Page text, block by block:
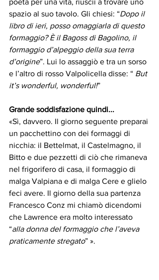
poeta per una vita, riuscii a trovare uno
spazio al suo tavolo. Gli chiesi: “Dopo il
libro di ieri, posso omaggiarla di questo
formaggio? È il Bagoss di Bagolino, il
formaggio d’alpeggio della sua terra
d’origine”. Lui lo assaggiò e tra un sorso
e l’altro di rosso Valpolicella disse: “ But
it’s wonderful, wonderful!”
Grande soddisfazione quindi...
«Sì, davvero. Il giorno seguente preparai
un pacchettino con dei formaggi di
nicchia: il Bettelmat, il Castelmagno, il
Bitto e due pezzetti di ciò che rimaneva
nel frigorifero di casa, il formaggio di
malga Valpiana e di malga Cere e glielo
feci avere. Il giorno della sua partenza
Francesco Conz mi chiamò dicendomi
che Lawrence era molto interessato
“alla donna del formaggio che l’aveva
praticamente stregato” ».